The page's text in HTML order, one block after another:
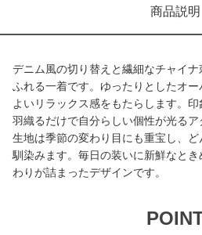
商品説明
デニム風の切り替えと繊細なチャイ
ふれる一着です。ゆったりとしたオ
よいリラックス感をもたらします。印
羽織るだけで自分らしい個性が光る
生地は季節の変わり目にも重宝し、ど
馴染みます。毎日の装いに新鮮なと
わりが詰まったデザインです。